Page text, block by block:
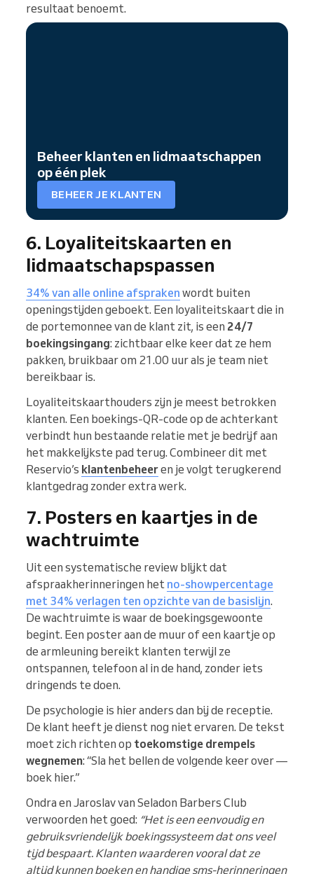
resultaat benoemt.
Beheer klanten en lidmaatschappen
op één plek
BEHEER JE KLANTEN
6. Loyaliteitskaarten en
lidmaatschapspassen
34% van alle online afspraken wordt buiten
openingstijden geboekt. Een loyaliteitskaart die in
de portemonnee van de klant zit, is een 24/7
boekingsingang: zichtbaar elke keer dat ze hem
pakken, bruikbaar om 21.00 uur als je team niet
bereikbaar is.
Loyaliteitskaarthouders zijn je meest betrokken
klanten. Een boekings-QR-code op de achterkant
verbindt hun bestaande relatie met je bedrijf aan
het makkelijkste pad terug. Combineer dit met
Reservio’s klantenbeheeren je volgt terugkerend
klantgedrag zonder extra werk.
7. Posters en kaartjes in de
wachtruimte
Uit een systematische review blijkt dat
afspraakherinneringen het no-showpercentage
met 34% verlagen ten opzichte van de basislijn.
De wachtruimte is waar de boekingsgewoonte
begint. Een poster aan de muur of een kaartje op
de armleuning bereikt klanten terwijl ze
ontspannen, telefoon al in de hand, zonder iets
dringends te doen.
De psychologie is hier anders dan bij de receptie.
De klant heeft je dienst nog niet ervaren. De tekst
moet zich richten op toekomstige drempels
wegnemen: “Sla het bellen de volgende keer over —
boek hier.”
Ondra en Jaroslav van Seladon Barbers Club
verwoorden het goed: “Het is een eenvoudig en
gebruiksvriendelijk boekingssysteem dat ons veel
tijd bespaart. Klanten waarderen vooral dat ze
altijd kunnen boeken en handige sms-herinneringen